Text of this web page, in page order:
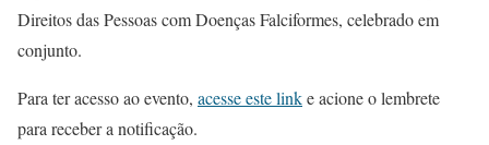
Direitos das Pessoas com Doenças Falciformes, celebrado em
conjunto.
Para ter acesso ao evento, acesse este linke acione o lembrete
para receber a notificação.